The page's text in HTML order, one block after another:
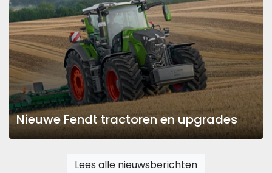
Nieuwe Fendt tractoren en upgrades
Lees alle nieuwsberichten